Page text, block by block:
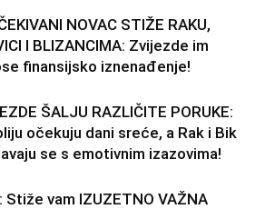
NOVAC STIŽE RAKU,
I BLIZANCIMA: Zvijezde im
finansijsko iznenađenje!
ŠALJU RAZLIČITE PORUKE:
očekuju dani sreće, a Rak i Bik
se s emotivnim izazovima!
Stiže vam IZUZETNO VAŽNA